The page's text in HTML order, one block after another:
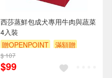
西莎蒸鮮包成犬專用牛肉與蔬菜
4入裝
贈OPENPOINT
滿額贈
滿額9折
$ 107
$99